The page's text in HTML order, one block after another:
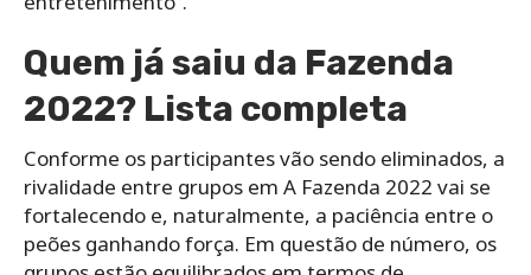
Quem já saiu da Fazenda
2022? Lista completa
Conforme os participantes vão sendo eliminados, a
rivalidade entre grupos em A Fazenda 2022 vai se
fortalecendo e, naturalmente, a paciência entre o
peões ganhando força. Em questão de número, os